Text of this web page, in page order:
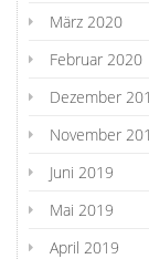
März 2020
Februar 2020
Dezember
November
Juni 2019
Mai 2019
April 2019